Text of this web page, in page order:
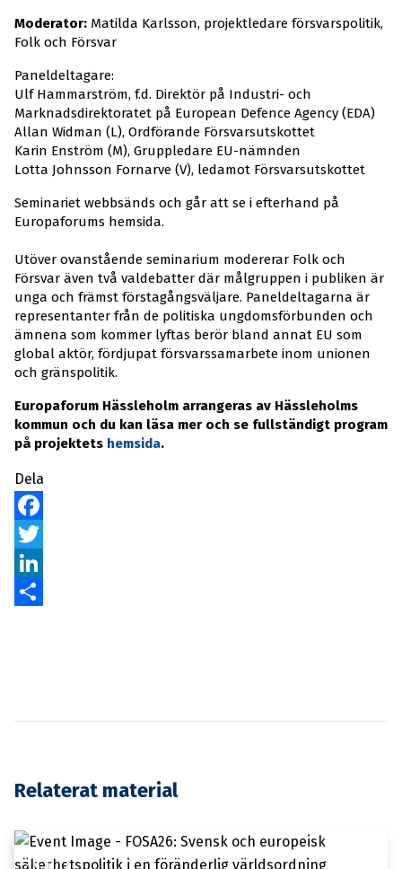
Moderator: Matilda Karlsson, projektledare försvarspolitik,
Folk och Försvar
Paneldeltagare:
Ulf Hammarström, f.d. Direktör på Industri- och
Marknadsdirektoratet på European Defence Agency (EDA)
Allan Widman (L), Ordförande Försvarsutskottet
Karin Enström (M), Gruppledare EU-nämnden
Lotta Johnsson Fornarve (V), ledamot Försvarsutskottet
Seminariet webbsänds och går att se i efterhand på
Europaforums hemsida.
Utöver ovanstående seminarium modererar Folk och
Försvar även två valdebatter där målgruppen i publiken är
unga och främst förstagångsväljare. Paneldeltagarna är
representanter från de politiska ungdomsförbunden och
ämnena som kommer lyftas berör bland annat EU som
global aktör, fördjupat försvarssamarbete inom unionen
och gränspolitik.
Europaforum Hässleholm arrangeras av Hässleholms
kommun och du kan läsa mer och se fullständigt program
på projektets hemsida.
Dela
Facebook
Twitter
LinkedIn
Relaterat material